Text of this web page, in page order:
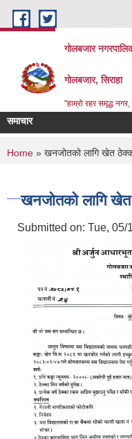
Skip to main content
गोलबजार
गोलबजार, सिराहा
"हाम्रो रहर समृद्ध
समाचार
You are here
Home » खनजोतको लागि खेत
खनजोतको लागि
Submitted on: Tue, 05/